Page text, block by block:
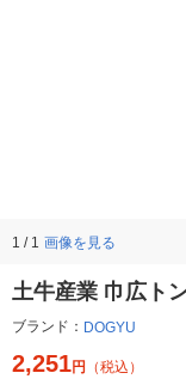
1 / 1 画像を見る
土牛産業 巾広ト
ブランド： DOGYU
2,251円 （税込）